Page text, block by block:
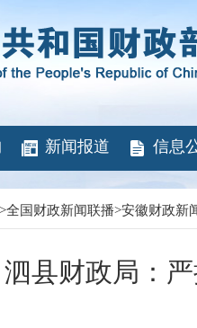
新闻报道 信息
>全国财政新闻联播>安徽财政新
泗县财政局：